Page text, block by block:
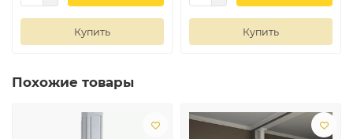
Купить Купить
Похожие товары